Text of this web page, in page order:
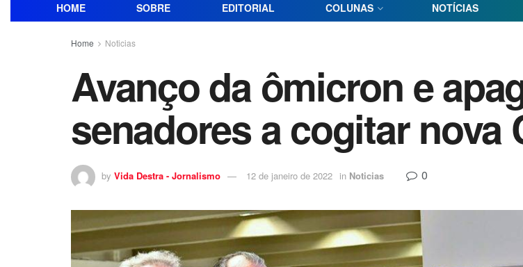
HOME SOBRE EDITORIAL COLUNAS NOTÍCIAS
Home Noticias
Avanço da ômicron e
senadores a cogitar nova
by Vida Destra - Jornalismo 12 de janeiro de 2022 in Noticias 0